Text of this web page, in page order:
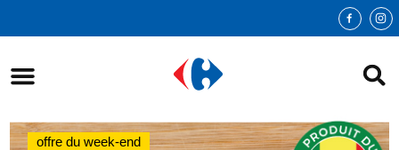
offre du week-end